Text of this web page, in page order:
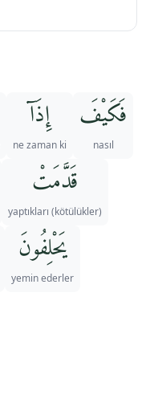
فَكَيْفَ
nasıl
إِذَآ
ne zaman ki
قَدَّمَتْ
yaptıkları (kötülükler)
يَحْلِفُونَ
yemin ederler